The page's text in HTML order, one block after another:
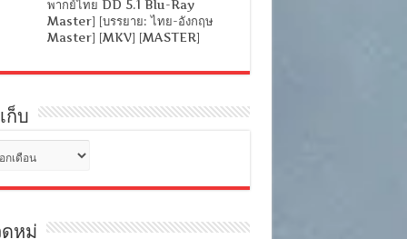
พากย์ไทย DD 5.1 Blu-Ray
Master] [บรรยาย: ไทย-อังกฤษ
Master] [MKV] [MASTER]
ก็บ
หมู่